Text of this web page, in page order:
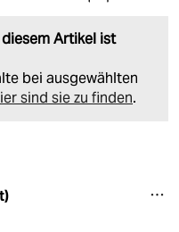
Artikel ist
bei ausgewählten
sind sie zu finden.